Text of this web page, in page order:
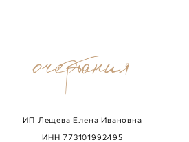
ИП Лещева Елена Ивановна
ИНН773101992495